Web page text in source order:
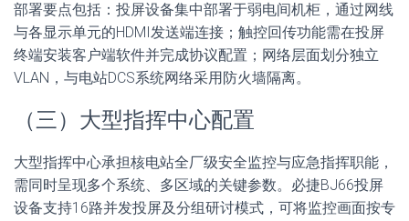
部署要点包括：投屏设备集中部署于弱电间机柜，通过网线
与各显示单元的HDMI发送端连接；触控回传功能需在投屏
终端安装客户端软件并完成协议配置；网络层面划分独立
VLAN，与电站DCS系统网络采用防火墙隔离。
（三）大型指挥中心配置
大型指挥中心承担核电站全厂级安全监控与应急指挥职能，
需同时呈现多个系统、多区域的关键参数。必捷BJ66投屏
设备支持16路并发投屏及分组研讨模式，可将监控画面按专